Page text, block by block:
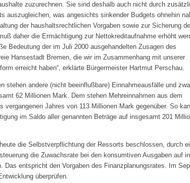
zuzurechnen. Sie sind deshalb auch nicht durch
auszugleichen, was angesichts sinkender Budgets ohnehin
der haushaltsrechtlichen Vorgaben sowie zur Sicherung
daher die Ermächtigung zur Nettokreditaufnahme erhöht
Bedeutung der im Juli 2000 ausgehandelten Zusagen des
Hansestadt Bremen, die wir im Zusammenhang mit unserer
erreicht haben“, erklärte Bürgermeister Hartmut Perschau.
stehen andere (nicht beeinflußbare) Einnahmeausfälle und
62 Millionen Mark. Dem stehen Mehreinnahmen aus dem
vergangenen Jahres von 113 Millionen Mark gegenüber. So
im Saldo aller genannten Beträge auf insgesamt 201
die Selbstverpflichtung der Ressorts beschlossen, durch
die Zuwachsrate bei den konsumtiven Ausgaben auf
Das entspricht den Vorgaben des Finanzplanungsrates. Im
überprüfen.